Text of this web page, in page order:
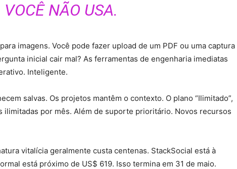
VOCÊ NÃO USA.
imagens. Você pode fazer upload de um PDF ou uma captura
inicial cair mal? As ferramentas de engenharia imediatas
Inteligente.
salvas. Os projetos mantêm o contexto. O plano “Ilimitado”,
ilimitadas por mês. Além de suporte prioritário. Novos recursos
vitalícia geralmente custa centenas. StackSocial está à
está próximo de US$ 619. Isso termina em 31 de maio.